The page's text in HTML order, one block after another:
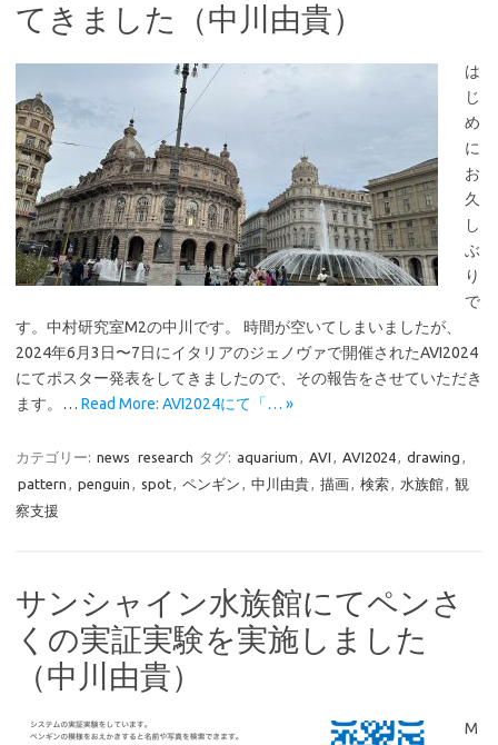
てきました（中川由貴）
は
じ
め
に
お
久
し
ぶ
り
で
す。中村研究室M2の中川です。 時間が空いてしまいましたが、
2024年6月3日〜7日にイタリアのジェノヴァで開催されたAVI2024
にてポスター発表をしてきましたので、その報告をさせていただき
ます。… Read More: AVI2024にて「… »
カテゴリー: news research タグ: aquarium , AVI , AVI2024, drawing ,
pattern , penguin , spot, ペンギン , 中川由貴, 描画, 検索, 水族館, 観
察支援
サンシャイン水族館にてペンさ
くの実証実験を実施しました
（中川由貴）
M